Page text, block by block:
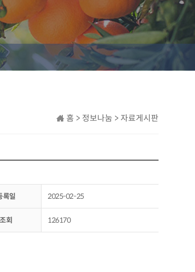
주요정책
인증협회
현장코칭전문위원
홈 > 정보나눔 > 자료게시판
록일 2025-02-25
조회 126170